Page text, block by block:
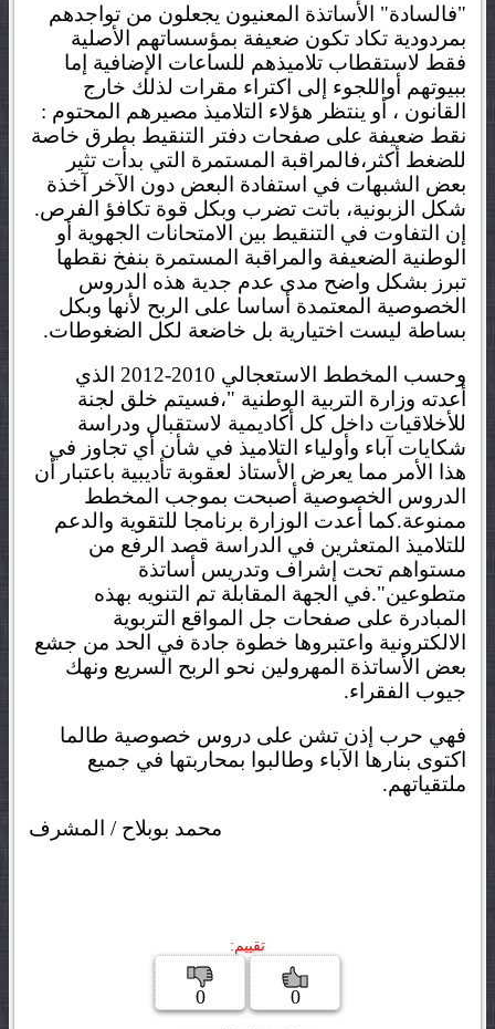
"فالسادة" الأساتذة المعنيون يجعلون من تواجدهم
بمردودية تكاد تكون ضعيفة بمؤسساتهم الأصلية
فقط لاستقطاب تلاميذهم للساعات الإضافية إما
ببيوتهم أواللجوء إلى اكتراء مقرات لذلك خارج
القانون ، أو ينتظر هؤلاء التلاميذ مصيرهم المحتوم :
نقط ضعيفة على صفحات دفتر التنقيط بطرق خاصة
للضغط أكثر،فالمراقبة المستمرة التي بدأت تثير
بعض الشبهات في استفادة البعض دون الآخر آخذة
شكل الزبونية، باتت تضرب وبكل قوة تكافؤ الفرص.
إن التفاوت في التنقيط بين الامتحانات الجهوية أو
الوطنية الضعيفة والمراقبة المستمرة بنفخ نقطها
تبرز بشكل واضح مدى عدم جدية هذه الدروس
الخصوصية المعتمدة أساسا على الربح لأنها وبكل
بساطة ليست اختيارية بل خاضعة لكل الضغوطات.
وحسب المخطط الاستعجالي 2010-2012
الذي
أعدته وزارة التربية الوطنية "،فسيتم خلق لجنة
للأخلاقيات داخل كل أكاديمية لاستقبال ودراسة
شكايات آباء وأولياء التلاميذ في شأن أي تجاوز في
هذا الأمر مما يعرض الأستاذ لعقوبة تأديبية باعتبار أن
الدروس الخصوصية أصبحت بموجب المخطط
ممنوعة.كما أعدت الوزارة برنامجا للتقوية والدعم
للتلاميذ المتعثرين في الدراسة قصد الرفع من
مستواهم تحت إشراف وتدريس أساتذة
متطوعين".في الجهة المقابلة تم التنويه بهذه
المبادرة على صفحات جل المواقع التربوية
الالكترونية واعتبروها خطوة جادة في الحد من جشع
بعض الأساتذة المهرولين نحو الربح السريع ونهك
جيوب الفقراء.
فهي حرب إذن تشن على دروس خصوصية طالما
اكتوى بنارها الآباء وطالبوا بمحاربتها في جميع
ملتقياتهم.
محمد بوبلاح / المشرف
تقييم:
0
0